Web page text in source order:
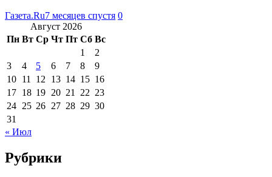
Газета.Ru7 месяцев спустя 0
Август 2026
Пн Вт Ср Чт Пт Сб Вс
1
2
3
4 5 6 7 8
9
10 11 12 13 14 15 16
17 18 19 20 21 22 23
24 25 26 27 28 29 30
31
« Июл
Рубрики